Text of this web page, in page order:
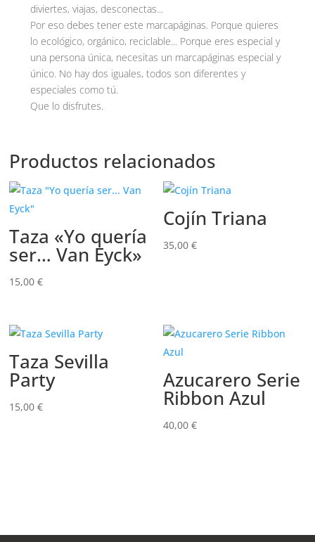
diviertes, viajas, desconectas...
Por eso debes tener este marcapáginas. Porque quieres
lo ecológico, orgánico, reciclable... Porque eres especial y
una persona única, necesitas un marcapáginas especial y
único. No hay dos iguales, todos son diferentes y
especiales como tú.
Que lo disfrutes.
Productos relacionados
Taza «Yo quería
ser… Van Eyck»
15,00€
Cojín Triana
35,00€
Taza Sevilla
Party
15,00€
Azucarero Serie
Ribbon Azul
40,00€